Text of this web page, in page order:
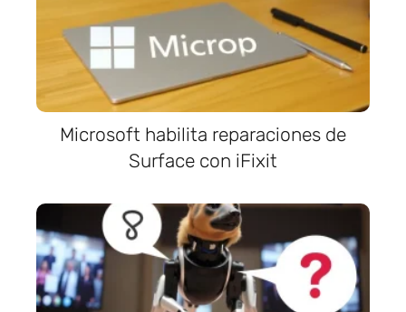
Microsoft habilita reparaciones de
Surface con iFixit